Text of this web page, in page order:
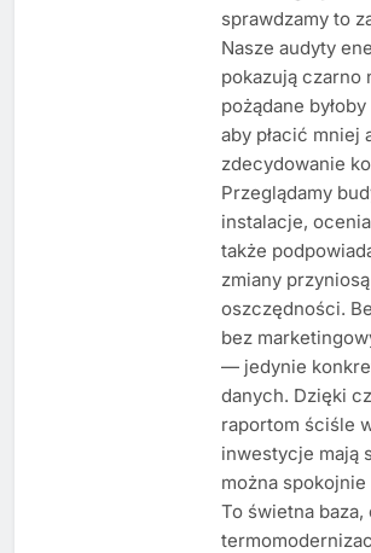
sprawdzamy to
Nasze audyty
pokazują czarno
pożądane
aby płacić mniej
zdecydowanie
Przeglądamy
instalacje,
także
zmiany
oszczędności.
bez
— jedynie
danych. Dzięki
raportom ściśle
inwestycje mają
można
To świetna